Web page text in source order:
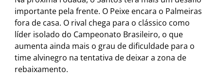
importante pela frente. O Peixe encara o Palmeiras
fora de casa. O rival chega para o clássico como
líder isolado do Campeonato Brasileiro, o que
aumenta ainda mais o grau de dificuldade para o
time alvinegro na tentativa de deixar a zona de
rebaixamento.